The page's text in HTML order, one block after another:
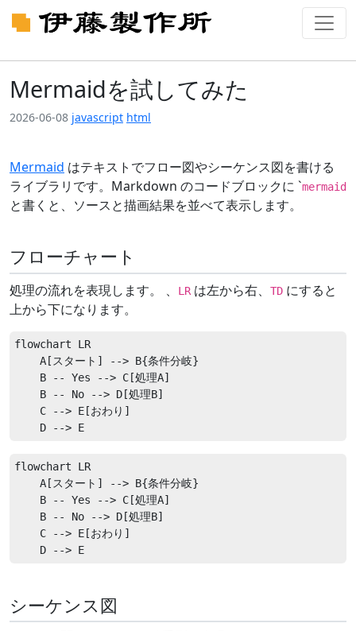
Mermaidを試してみた
2026-06-08 javascript html
Mermaid はテキストでフロー図やシーケンス図を書ける
ライブラリです。Markdown のコードブロックに `mermaid
と書くと、ソースと描画結果を並べて表示します。
フローチャート
処理の流れを表現します。 、 LRは左から右、 TD にすると
上から下になります。
flowchart LR
    A[スタート] --> B{条件分岐}
    B -- Yes --> C[処理A]
    B -- No --> D[処理B]
    C --> E[おわり]
flowchart LR
    A[スタート] --> B{条件分岐}
    B -- Yes --> C[処理A]
    B -- No --> D[処理B]
    C --> E[おわり]
シーケンス図